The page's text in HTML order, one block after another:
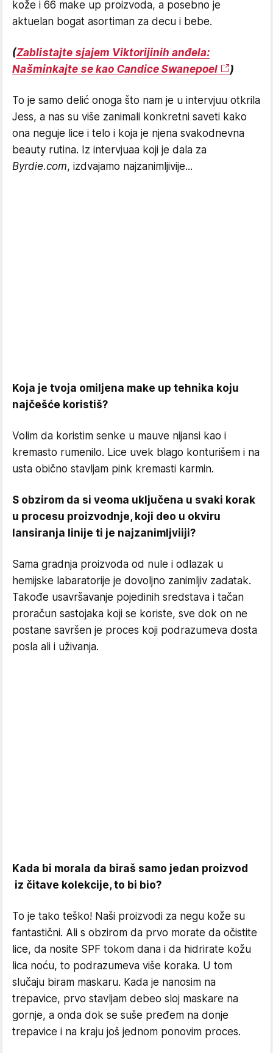
kože i 66 make up proizvoda, a posebno je
aktuelan bogat asortiman za decu i bebe.
(Zablistajte sjajem Viktorijinih anđela:
Našminkajte se kao Candice Swanepoel
)
To je samo delić onoga što nam je u intervjuu otkrila
Jess, a nas su više zanimali konkretni saveti kako
ona neguje lice i telo i koja je njena svakodnevna
beauty rutina. Iz intervjuaa koji je dala za
Byrdie.com, izdvajamo najzanimljivije...
Koja je tvoja omiljena make up tehnika koju
najčešće koristiš?
Volim da koristim senke u mauve nijansi kao i
kremasto rumenilo. Lice uvek blago konturišem i na
usta obično stavljam pink kremasti karmin.
S obzirom da si veoma uključena u svaki korak
u procesu proizvodnje, koji deo u okviru
lansiranja linije ti je najzanimljviiji?
Sama gradnja proizvoda od nule i odlazak u
hemijske labaratorije je dovoljno zanimljiv zadatak.
Takođe usavršavanje pojedinih sredstava i tačan
proračun sastojaka koji se koriste, sve dok on ne
postane savršen je proces koji podrazumeva dosta
posla ali i uživanja.
Kada bi morala da biraš samo jedan proizvod
iz čitave kolekcije, to bi bio?
To je tako teško! Naši proizvodi za negu kože su
fantastični. Ali s obzirom da prvo morate da očistite
lice, da nosite SPF tokom dana i da hidrirate kožu
lica noću, to podrazumeva više koraka. U tom
slučaju biram maskaru. Kada je nanosim na
trepavice, prvo stavljam debeo sloj maskare na
gornje, a onda dok se suše pređem na donje
trepavice i na kraju još jednom ponovim proces.